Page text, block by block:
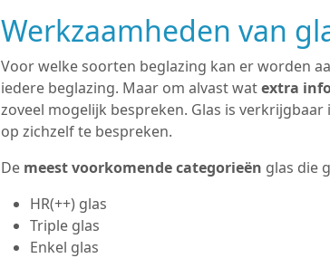
Werkzaamheden van
Voor welke soorten beglazing kan er worden
iedere beglazing. Maar om alvast watextra
zoveel mogelijk bespreken. Glas is
op zichzelf te bespreken.
De meest voorkomende categorieën glas die
HR(++) glas
Triple glas
Enkel glas